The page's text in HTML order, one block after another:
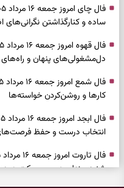
ساده و کنارگذاشتن نگرانی‌های
دل‌مشغولی‌های پنهان و راه‌های
کارها و روشن‌کردن خواسته‌ها
انتخاب درست و حفظ
شنیدن ندای درون و حرکت در